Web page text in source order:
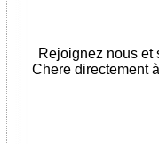
Rejoignez nous et
Chere directement